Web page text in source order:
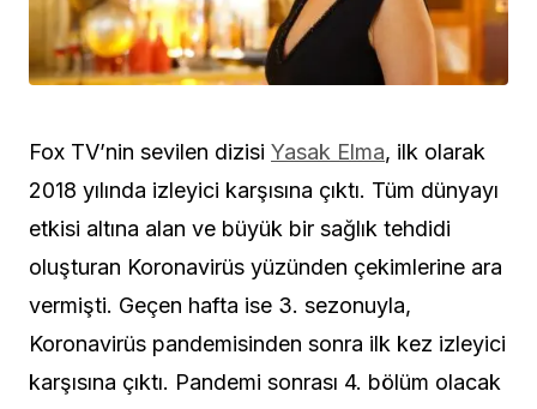
Fox TV’nin sevilen dizisi Yasak Elma, ilk olarak
2018 yılında izleyici karşısına çıktı. Tüm dünyayı
etkisi altına alan ve büyük bir sağlık tehdidi
oluşturan Koronavirüs yüzünden çekimlerine ara
vermişti. Geçen hafta ise 3. sezonuyla,
Koronavirüs pandemisinden sonra ilk kez izleyici
karşısına çıktı. Pandemi sonrası 4. bölüm olacak